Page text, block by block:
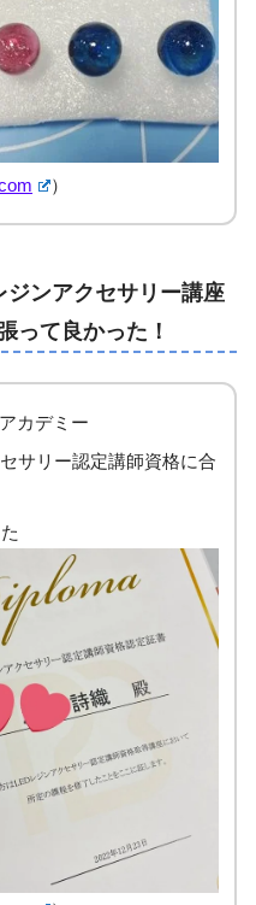
）
ジンアクセサリー講座
って良かった！
カデミー
サリー認定講師資格に合